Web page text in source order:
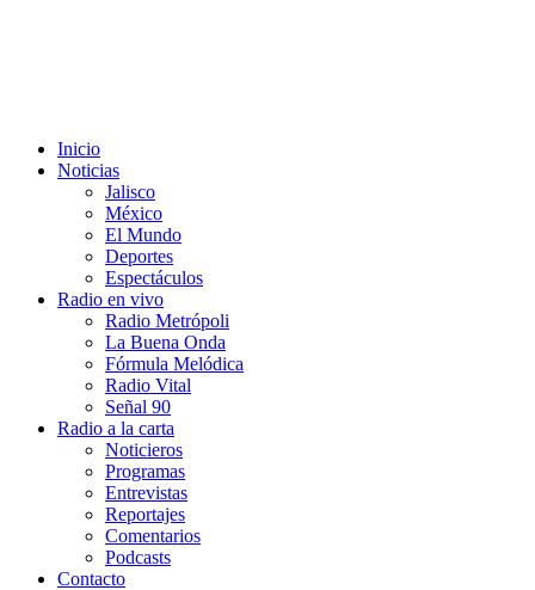
Inicio
Noticias
Jalisco
México
El Mundo
Deportes
Espectáculos
Radio en vivo
Radio Metrópoli
La Buena Onda
Fórmula Melódica
Radio Vital
Señal 90
Radio a la carta
Noticieros
Programas
Entrevistas
Reportajes
Comentarios
Podcasts
Contacto